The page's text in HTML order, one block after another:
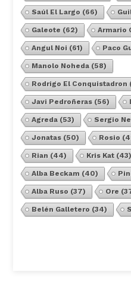
Saúl El Largo (66)
Galeote (62) Armario
Angul Noi (61) Paco
Manolo Noheda(58)
Rodrigo El Conquistadron
Javi Pedroñeras(56)
Agreda(53) Sergio
Jonatas(50) Rosio
Rian (44) Kris Kat(43)
Alba Beckam (40)
Alba Ruso (37) Ore
Belén Galletero (34)